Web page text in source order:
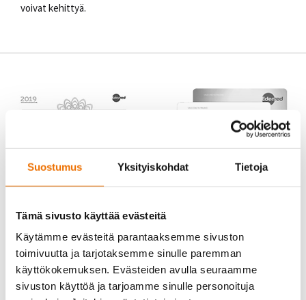
Suostumus Yksityiskohdat Tietoja
Tämä sivusto käyttää evästeitä
Käytämme evästeitä parantaaksemme sivuston
toimivuutta ja tarjotaksemme sinulle paremman
käyttökokemuksen. Evästeiden avulla seuraamme
sivuston käyttöä ja tarjoamme sinulle personoituja
voivat kehittyä.